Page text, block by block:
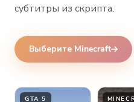
субтитры из скрипта.
Выберите Minecraft
GTA 5